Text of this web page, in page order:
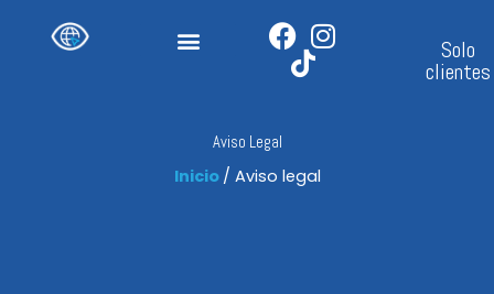
Solo
clientes
Aviso Legal
Inicio / Aviso legal